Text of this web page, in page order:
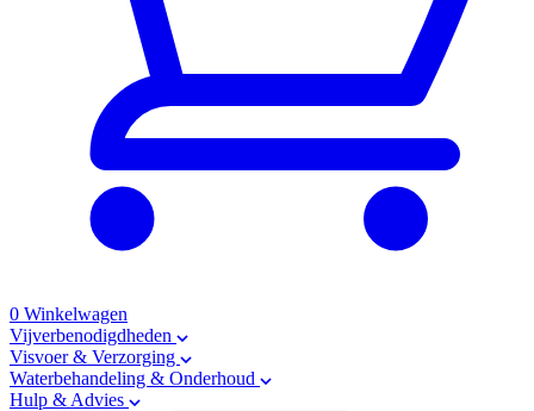
0 Winkelwagen
Vijverbenodigdheden
Visvoer & Verzorging
Waterbehandeling & Onderhoud
Hulp & Advies